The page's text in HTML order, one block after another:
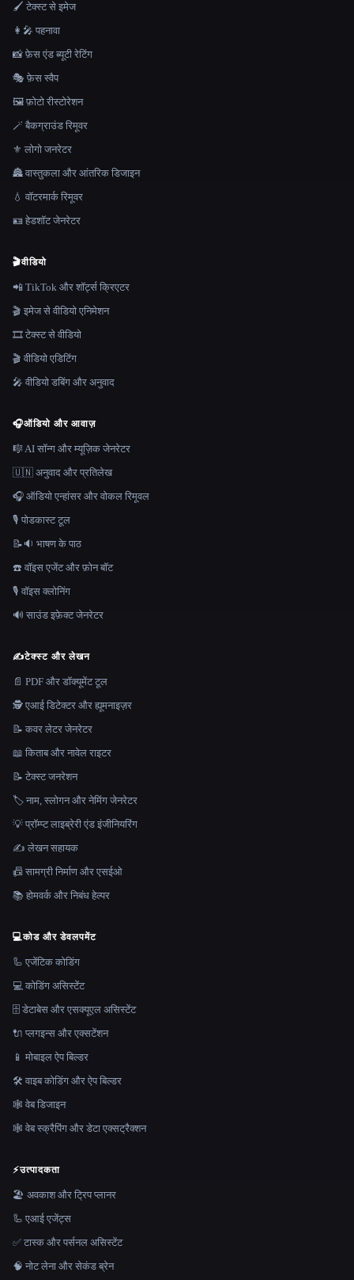
🖌️ टेक्स्ट से इमेज
👩‍🎤 पहनावा
📸 फ़ेस एंड ब्यूटी रेटिंग
🎭 फ़ेस स्वैप
🖼️ फ़ोटो रीस्टोरेशन
🪄 बैकग्राउंड रिमूवर
⚜️ लोगो जनरेटर
🏯 वास्तुकला और आंतरिक डिजाइन
💧 वॉटरमार्क रिमूवर
🪪 हेडशॉट जेनरेटर
🎬वीडियो
📲 TikTok और शॉर्ट्स क्रिएटर
🎬 इमेज से वीडियो एनिमेशन
🎞️ टेक्स्ट से वीडियो
🎬 वीडियो एडिटिंग
🎤 वीडियो डबिंग और अनुवाद
🎧ऑडियो और आवाज़
🎼 AI सॉन्ग और म्यूज़िक जेनरेटर
🇺🇳 अनुवाद और प्रतिलेख
🎧 ऑडियो एन्हांसर और वोकल रिमूवल
🎙️ पोडकास्ट टूल
📝🔉 भाषण के पाठ
☎️ वॉइस एजेंट और फ़ोन बॉट
🎙️ वॉइस क्लोनिंग
🔊 साउंड इफ़ेक्ट जेनरेटर
✍️टेक्स्ट और लेखन
📄 PDF और डॉक्यूमेंट टूल
🕵️ एआई डिटेक्टर और ह्यूमनाइज़र
📝 कवर लेटर जेनरेटर
📖 किताब और नावेल राइटर
📝 टेक्स्ट जनरेशन
🏷️ नाम, स्लोगन और नेमिंग जेनरेटर
💡 प्रॉम्प्ट लाइब्रेरी एंड इंजीनियरिंग
✍️ लेखन सहायक
📠 सामग्री निर्माण और एसईओ
📚 होमवर्क और निबंध हेल्पर
💻कोड और डेवलपमेंट
🦾 एजेंटिक कोडिंग
💻 कोडिंग असिस्टेंट
🗄️ डेटाबेस और एसक्यूएल असिस्टेंट
🔌 प्लगइन्स और एक्सटेंशन
📱 मोबाइल ऐप बिल्डर
🛠️ वाइब कोडिंग और ऐप बिल्डर
🕸 वेब डिजाइन
🕸️ वेब स्क्रैपिंग और डेटा एक्सट्रैक्शन
⚡उत्पादकता
🏖 अवकाश और ट्रिप प्लानर
🦾 एआई एजेंट्स
✅ टास्क और पर्सनल असिस्टेंट
🧠 नोट लेना और सेकंड ब्रेन